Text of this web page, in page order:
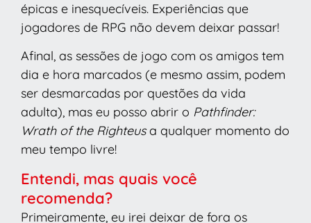
épicas e inesquecíveis. Experiências que
jogadores de RPG não devem deixar passar!
Afinal, as sessões de jogo com os amigos tem
dia e hora marcados (e mesmo assim, podem
ser desmarcadas por questões da vida
adulta), mas eu posso abrir o Pathfinder:
Wrath of the Righteusa qualquer momento do
meu tempo livre!
Entendi, mas quais você
recomenda?
Primeiramente, eu irei deixar de fora os